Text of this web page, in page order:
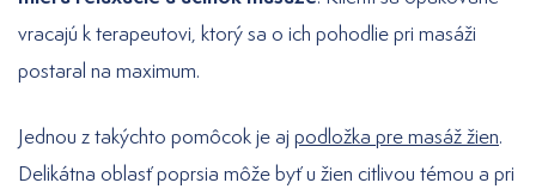
vracajú k terapeutovi, ktorý sa o ich pohodlie pri masáži
postaral na maximum.
Jednou z takýchto pomôcok je aj podložka pre masáž žien.
Delikátna oblasť poprsia môže byť u žien citlivou témou a pri